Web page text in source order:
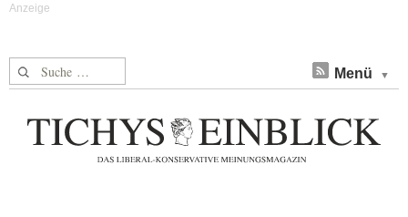
Suche nach: Menü